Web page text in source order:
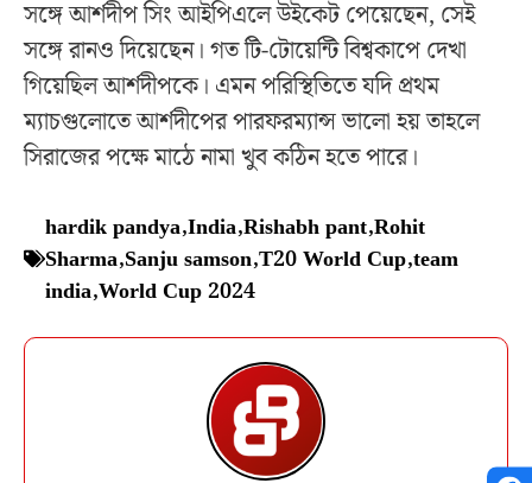
সঙ্গে আর্শদীপ সিং আইপিএলে উইকেট পেয়েছেন, সেই
সঙ্গে রানও দিয়েছেন। গত টি-টোয়েন্টি বিশ্বকাপে দেখা
গিয়েছিল আর্শদীপকে। এমন পরিস্থিতিতে যদি প্রথম
ম্যাচগুলোতে আর্শদীপের পারফরম্যান্স ভালো হয় তাহলে
সিরাজের পক্ষে মাঠে নামা খুব কঠিন হতে পারে।
hardik pandya,India,Rishabh pant,Rohit
Sharma,Sanju samson,T20 World Cup,team
india,World Cup 2024